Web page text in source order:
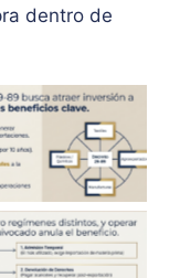
dentro de
29-89
29-89